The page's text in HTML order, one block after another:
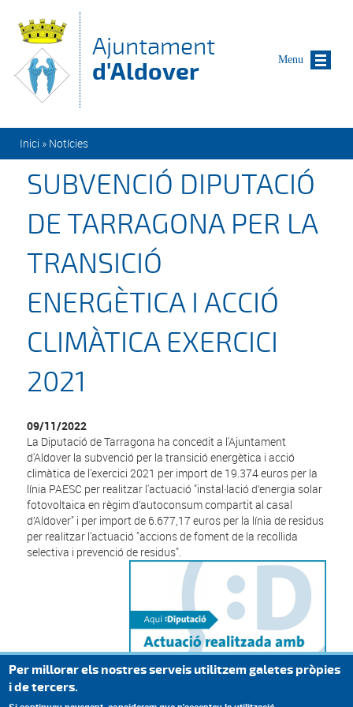
Ajuntament
d'Aldover
Esteu aquí
Inici » Notícies
SUBVENCIÓ DIPUTACIÓ
DE TARRAGONA PER LA
TRANSICIÓ
ENERGÈTICA I ACCIÓ
CLIMÀTICA EXERCICI
2021
09/11/2022
La Diputació de Tarragona ha concedit a l'Ajuntament
d'Aldover la subvenció per la transició energètica i acció
climàtica de l'exercici 2021 per import de 19.374 euros per la
línia PAESC per realitzar l'actuació "instal·lació d’energia solar
fotovoltaica en règim d’autoconsum compartit al casal
d’Aldover" i per import de 6.677,17 euros per la línia de residus
per realitzar l'actuació "accions de foment de la recollida
selectiva i prevenció de residus".
Menu
Per millorar els nostres serveis utilitzem galetes pròpies
i de tercers.